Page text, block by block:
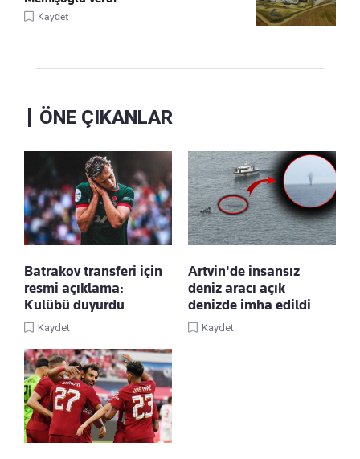
Kaydet
ÖNE ÇIKANLAR
Batrakov transferi için
resmi açıklama:
Kulübü duyurdu
Kaydet
Artvin'de insansız
deniz aracı açık
denizde imha edildi
Kaydet